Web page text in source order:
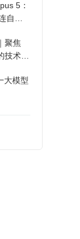
5：
自己
聚焦
术路
大模型